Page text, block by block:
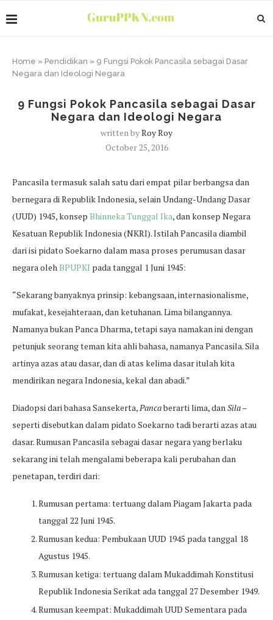
Home » Pendidikan » 9 Fungsi Pokok Pancasila sebagai Dasar
Negara dan Ideologi Negara
9 Fungsi Pokok Pancasila sebagai Dasar
Negara dan Ideologi Negara
written byRoy Roy
October 25, 2016
Pancasila termasuk salah satu dari empat pilar berbangsa dan
bernegara di Republik Indonesia, selain Undang-Undang Dasar
(UUD) 1945, konsep Bhinneka Tunggal Ika, dan konsep Negara
Kesatuan Republik Indonesia (NKRI). Istilah Pancasila diambil
dari isi pidato Soekarno dalam masa proses perumusan dasar
negara olehBPUPKI pada tanggal 1 Juni 1945:
“Sekarang banyaknya prinsip: kebangsaan, internasionalisme,
mufakat, kesejahteraan, dan ketuhanan. Lima bilangannya.
Namanya bukan Panca Dharma, tetapi saya namakan ini dengan
petunjuk seorang teman kita ahli bahasa, namanya Pancasila. Sila
artinya azas atau dasar, dan di atas kelima dasar itulah kita
mendirikan negara Indonesia, kekal dan abadi.”
Diadopsi dari bahasa Sansekerta,Pancaberarti lima, danSila–
seperti disebutkan dalam pidato Soekarno tadi berarti azas atau
dasar. Rumusan Pancasila sebagai dasar negara yang berlaku
sekarang ini telah mengalami beberapa kali perubahan dan
penetapan, terdiri dari:
Rumusan pertama: tertuang dalam Piagam Jakarta pada
tanggal 22 Juni 1945.
Rumusan kedua: Pembukaan UUD 1945 pada tanggal 18
Agustus 1945.
Rumusan ketiga: tertuang dalam Mukaddimah Konstitusi
Republik Indonesia Serikat ada tanggal 27 Desember 1949.
Rumusan keempat: Mukaddimah UUD Sementara pada